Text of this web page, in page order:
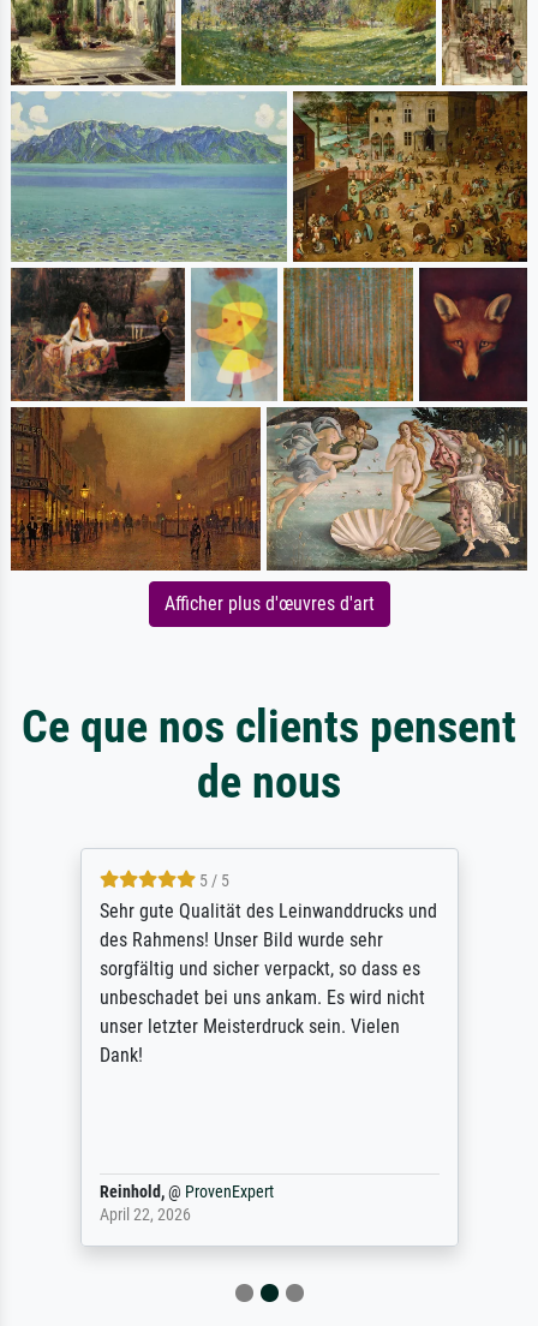
Afficher plus d'œuvres d'art
Ce que nos clients pensent
de nous
5 / 5
Sehr gute Qualität des Leinwanddrucks und
des Rahmens! Unser Bild wurde sehr
sorgfältig und sicher verpackt, so dass es
unbeschadet bei uns ankam. Es wird nicht
unser letzter Meisterdruck sein. Vielen
Dank!
Reinhold,@ ProvenExpert
April 22, 2026